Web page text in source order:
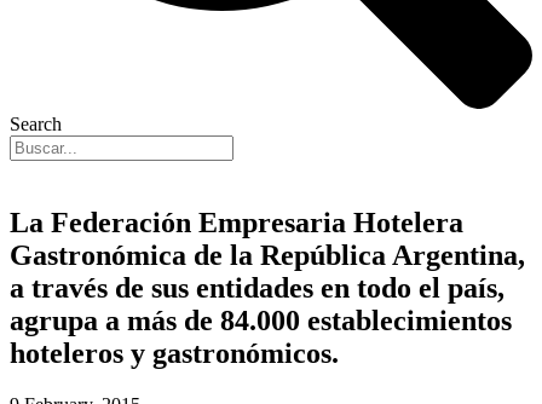
Search
La Federación Empresaria Hotelera
Gastronómica de la República Argentina,
a través de sus entidades en todo el país,
agrupa a más de 84.000 establecimientos
hoteleros y gastronómicos.